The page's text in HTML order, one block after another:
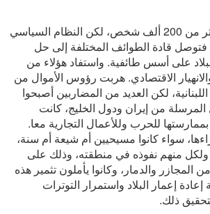
أودت الحرب بحياة أكثر من 200 ألف شخص، لكن النظام السياسي
فتوصل قادة الطوائف المختلفة إلى حل
على أسس طائفية. واستفاد هؤلاء من
والانهيار الاقتصادي. هربت رؤوس الأموال من
لكن العديد من المضاربين أصبحوا
المرسلة من إيران ودول الخليج، كانت
للحرب وللأعمال التجارية معا.
سواء كانوا مسيحيين أم شيعة أم سنة،
ولكل منهم نفوذه في منطقته، وذلك على
والدمار، وكانوا يأملون تثمير هذه
إعمار البلاد واستمرار التوترات
ذلك.